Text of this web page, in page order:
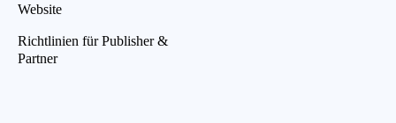
Website
Richtlinien für Publisher &
Partner